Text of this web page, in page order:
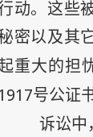
动。这些
密以及其
重大的担
号公证
诉讼中